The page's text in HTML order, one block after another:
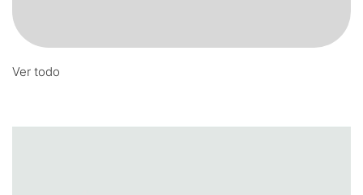
Ver todo